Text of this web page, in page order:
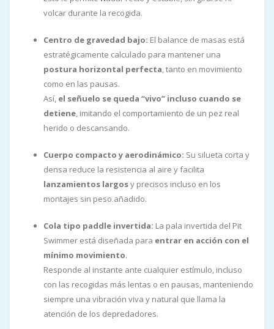
volcar durante la recogida.
Centro de gravedad bajo: El balance de masas está
estratégicamente calculado para mantener una
postura horizontal perfecta, tanto en movimiento
como en las pausas.
Así, el señuelo se queda “vivo” incluso cuando se
detiene, imitando el comportamiento de un pez real
herido o descansando.
Cuerpo compacto y aerodinámico: Su silueta corta y
densa reduce la resistencia al aire y facilita
lanzamientos largosy precisos incluso en los
montajes sin peso añadido.
Cola tipo paddle invertida: La pala invertida del Pit
Swimmer está diseñada para entrar en acción con el
mínimo movimiento.
Responde al instante ante cualquier estímulo, incluso
con las recogidas más lentas o en pausas, manteniendo
siempre una vibración viva y natural que llama la
atención de los depredadores.